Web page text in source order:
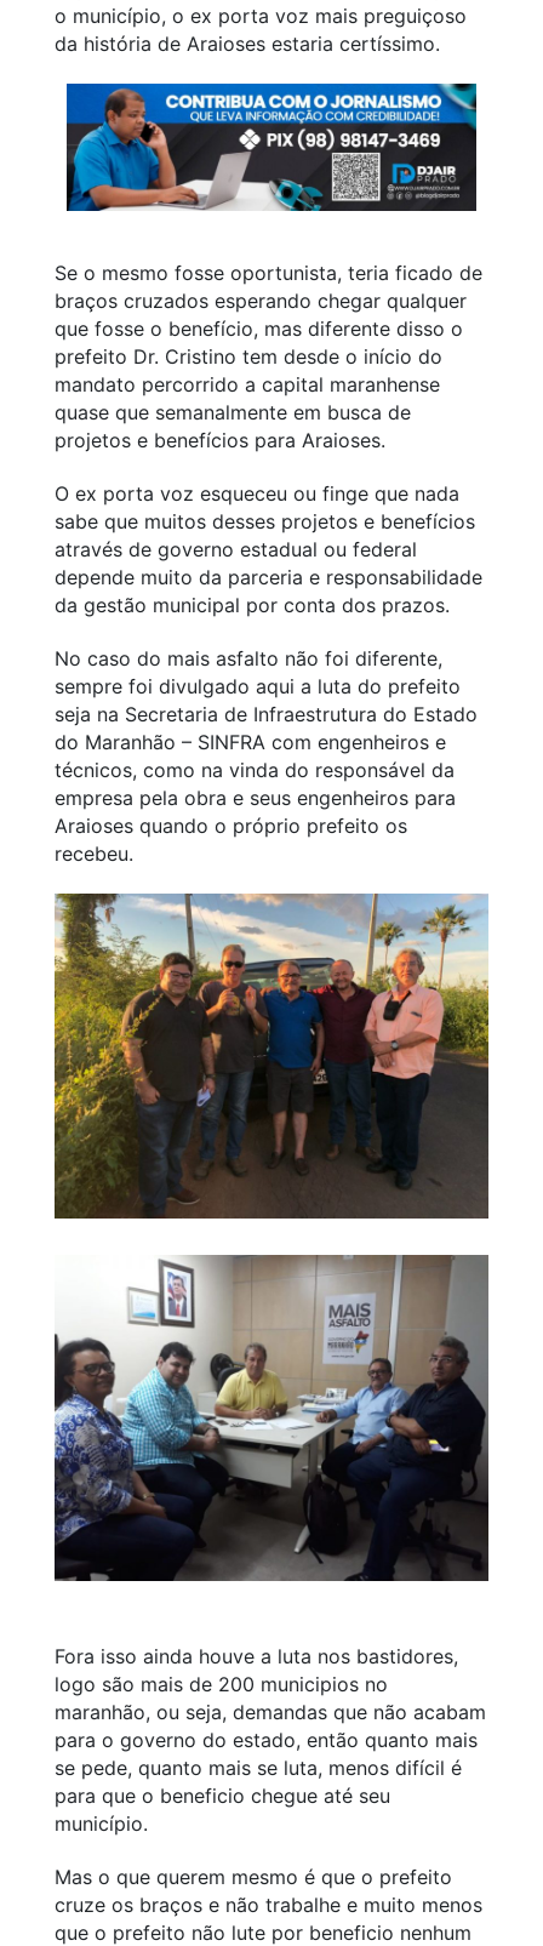
o município, o ex porta voz mais preguiçoso
da história de Araioses estaria certíssimo.
Se o mesmo fosse oportunista, teria ficado de
braços cruzados esperando chegar qualquer
que fosse o benefício, mas diferente disso o
prefeito Dr. Cristino tem desde o início do
mandato percorrido a capital maranhense
quase que semanalmente em busca de
projetos e benefícios para Araioses.
O ex porta voz esqueceu ou finge que nada
sabe que muitos desses projetos e benefícios
através de governo estadual ou federal
depende muito da parceria e responsabilidade
da gestão municipal por conta dos prazos.
No caso do mais asfalto não foi diferente,
sempre foi divulgado aqui a luta do prefeito
seja na Secretaria de Infraestrutura do Estado
do Maranhão – SINFRA com engenheiros e
técnicos, como na vinda do responsável da
empresa pela obra e seus engenheiros para
Araioses quando o próprio prefeito os
recebeu.
Fora isso ainda houve a luta nos bastidores,
logo são mais de 200 municipios no
maranhão, ou seja, demandas que não acabam
para o governo do estado, então quanto mais
se pede, quanto mais se luta, menos difícil é
para que o beneficio chegue até seu
município.
Mas o que querem mesmo é que o prefeito
cruze os braços e não trabalhe e muito menos
que o prefeito não lute por beneficio nenhum